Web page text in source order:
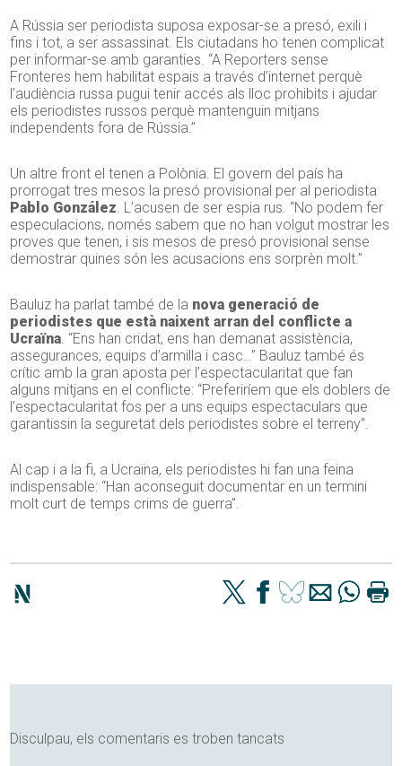
A Rússia ser periodista suposa exposar-se a presó, exili i
fins i tot, a ser assassinat. Els ciutadans ho tenen complicat
per informar-se amb garanties. “A Reporters sense
Fronteres hem habilitat espais a través d’internet perquè
l’audiència russa pugui tenir accés als lloc prohibits i ajudar
els periodistes russos perquè mantenguin mitjans
independents fora de Rússia.”
Un altre front el tenen a Polònia. El govern del país ha
prorrogat tres mesos la presó provisional per al periodista
Pablo González. L’acusen de ser espia rus. “No podem fer
especulacions, només sabem que no han volgut mostrar les
proves que tenen, i sis mesos de presó provisional sense
demostrar quines són les acusacions ens sorprèn molt.”
Bauluz ha parlat també de la nova generació de
periodistes que està naixent arran del conflicte a
Ucraïna. “Ens han cridat, ens han demanat assistència,
assegurances, equips d’armilla i casc…” Bauluz també és
crític amb la gran aposta per l’espectacularitat que fan
alguns mitjans en el conflicte: “Preferiríem que els doblers de
l’espectacularitat fos per a uns equips espectaculars que
garantissin la seguretat dels periodistes sobre el terreny”.
Al cap i a la fi, a Ucraïna, els periodistes hi fan una feina
indispensable: “Han aconseguit documentar en un termini
molt curt de temps crims de guerra”.
Disculpau, els comentaris es troben tancats